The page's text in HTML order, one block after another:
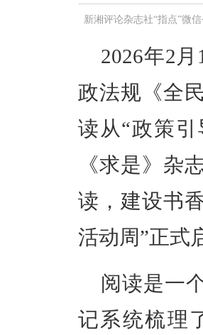
新湘评论杂志社“指点”微
2026年2
政法规 《全
读从“政策
《求是》杂
读，建设书
活动周”正式
阅读是一
记系统梳理